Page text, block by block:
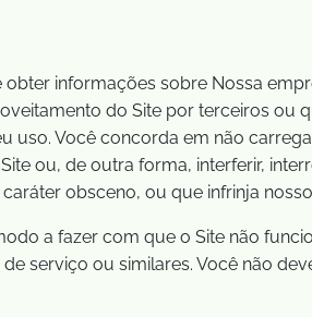
informações sobre Nossa
do Site por terceiros ou
uso. Você concorda em não
ou, de outra forma, interferir,
obsceno, ou que infrinja
a fazer com que o Site não
serviço ou similares. Você não